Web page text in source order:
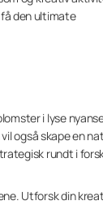
den ultimate
i lyse
også skape en
rundt i
Utforsk din